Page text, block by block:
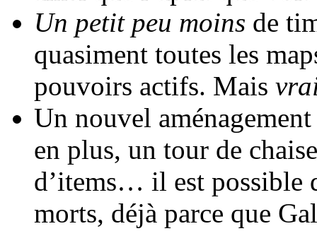
Un petit peu moins de
quasiment toutes les
pouvoirs actifs. Mais
Un nouvel
en plus, un tour de
d’items… il est possible
morts, déjà parce que